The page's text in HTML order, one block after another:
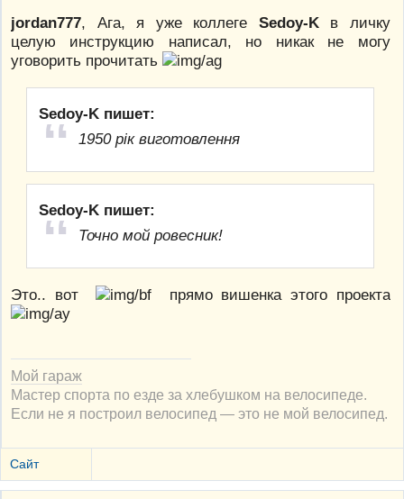
jordan777, Ага, я уже коллеге Sedoy-Kв личку
целую инструкцию написал, но никак не могу
уговорить прочитать
Sedoy-K пишет:
1950 рік виготовлення
Sedoy-K пишет:
Точно мой ровесник!
Это.. вот прямо вишенка этого проекта
Мой гараж
Мастер спорта по езде за хлебушком на велосипеде.
Если не я построил велосипед — это не мой велосипед.
Сайт